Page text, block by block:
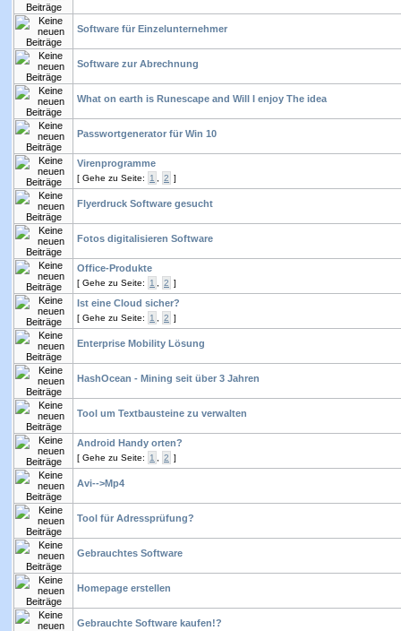
Software für Einzelunternehmer
Software zur Abrechnung
What on earth is Runescape and Will I enjoy The idea
Passwortgenerator für Win 10
Virenprogramme
[ Gehe zu Seite: 1 2 ]
Flyerdruck Software gesucht
Fotos digitalisieren Software
Office-Produkte
[ Gehe zu Seite: 1 2 ]
Ist eine Cloud sicher?
[ Gehe zu Seite: 1 2 ]
Enterprise Mobility Lösung
HashOcean - Mining seit über 3 Jahren
Tool um Textbausteine zu verwalten
Android Handy orten?
[ Gehe zu Seite: 1 2 ]
Avi-->Mp4
Tool für Adressprüfung?
Gebrauchtes Software
Homepage erstellen
Gebrauchte Software kaufen!?